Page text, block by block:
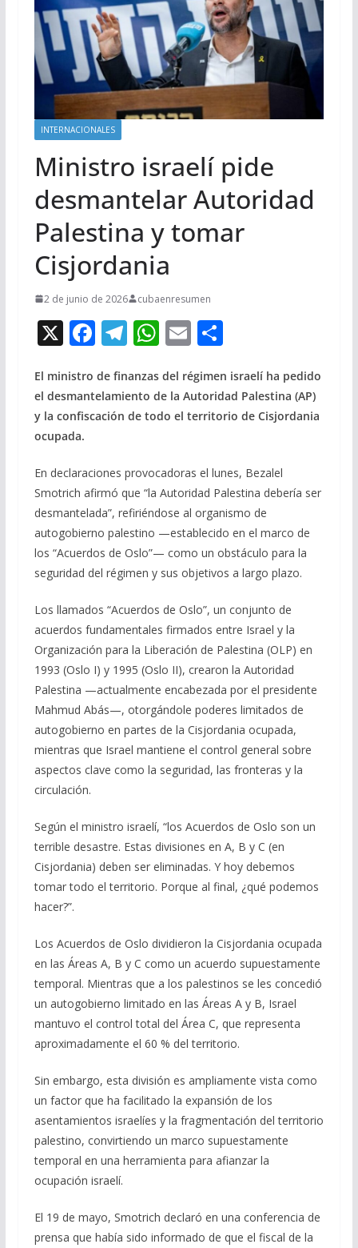
INTERNACIONALES
Ministro israelí pide
desmantelar Autoridad
Palestina y tomar
Cisjordania
2 de junio de 2026 cubaenresumen
X F
e
b
o
k
T
e
gr
W
at
s
p
p
E
ai
l
C
m
p
r
El ministro de finanzas del régimen israelí ha pedido
el desmantelamiento de la Autoridad Palestina (AP)
y la confiscación de todo el territorio de Cisjordania
ocupada.
En declaraciones provocadoras el lunes, Bezalel
Smotrich afirmó que “la Autoridad Palestina debería ser
desmantelada”, refiriéndose al organismo de
autogobierno palestino —establecido en el marco de
los “Acuerdos de Oslo”— como un obstáculo para la
seguridad del régimen y sus objetivos a largo plazo.
Los llamados “Acuerdos de Oslo”, un conjunto de
acuerdos fundamentales firmados entre Israel y la
Organización para la Liberación de Palestina (OLP) en
1993 (Oslo I) y 1995 (Oslo II), crearon la Autoridad
Palestina —actualmente encabezada por el presidente
Mahmud Abás—, otorgándole poderes limitados de
autogobierno en partes de la Cisjordania ocupada,
mientras que Israel mantiene el control general sobre
aspectos clave como la seguridad, las fronteras y la
circulación.
Según el ministro israelí, “los Acuerdos de Oslo son un
terrible desastre. Estas divisiones en A, B y C (en
Cisjordania) deben ser eliminadas. Y hoy debemos
tomar todo el territorio. Porque al final, ¿qué podemos
hacer?”.
Los Acuerdos de Oslo dividieron la Cisjordania ocupada
en las Áreas A, B y C como un acuerdo supuestamente
temporal. Mientras que a los palestinos se les concedió
un autogobierno limitado en las Áreas A y B, Israel
mantuvo el control total del Área C, que representa
aproximadamente el 60 % del territorio.
Sin embargo, esta división es ampliamente vista como
un factor que ha facilitado la expansión de los
asentamientos israelíes y la fragmentación del territorio
palestino, convirtiendo un marco supuestamente
temporal en una herramienta para afianzar la
ocupación israelí.
El 19 de mayo, Smotrich declaró en una conferencia de
prensa que había sido informado de que el fiscal de la